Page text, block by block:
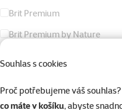
Souhlas s cookies
Proč potřebujeme váš
co máte v košíku, abyste
Brit Premium
Brit Premium by Nature
Carnilove